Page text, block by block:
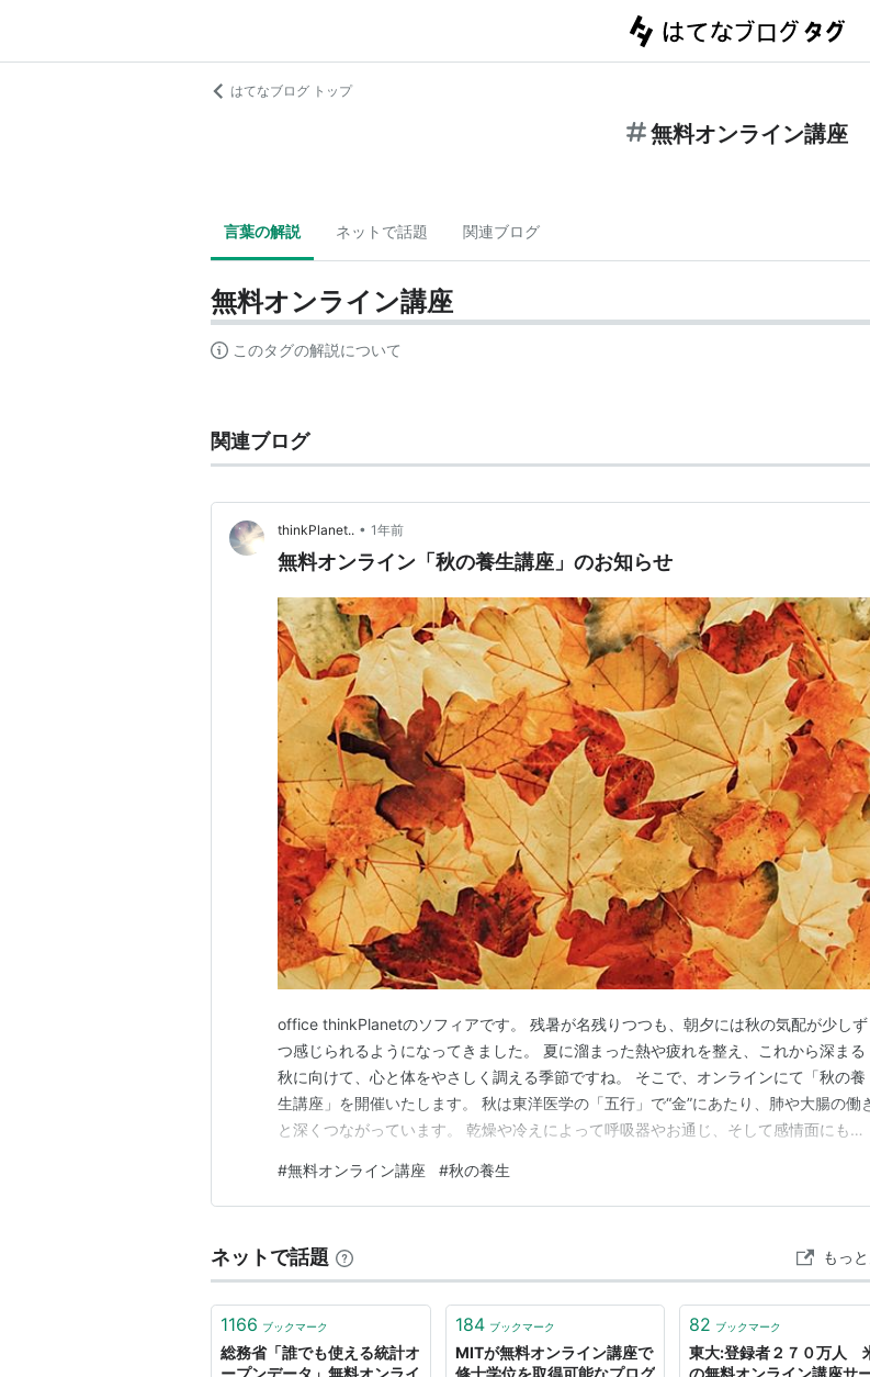
はてなブログ トップ
無料オンライン講座
言葉の解説 ネットで話題 関連ブログ
無料オンライン講座
このタグの解説について
関連ブログ
thinkPlanet.. • 1年前
無料オンライン「秋の養生講座」のお知らせ
office thinkPlanetのソフィアです。 残暑が名残りつつも、朝夕には秋の気配が少しず
つ感じられるようになってきました。 夏に溜まった熱や疲れを整え、これから深まる
秋に向けて、心と体をやさしく調える季節ですね。 そこで、オンラインにて「秋の養
生講座」を開催いたします。 秋は東洋医学の「五行」で“金”にあたり、肺や大腸の働
と深くつながっています。 乾燥や冷えによって呼吸器やお通じ、そして感情面にも影
志）と季節の関わり 食養生の工夫 ハーブと薬草の活用法 心を静める誘導瞑想 これら
を通して、秋を健やかに過…
#無料オンライン講座 #秋の養生
ネットで話題 もっ
1166 ブックマーク
総務省「誰でも使える統計オ
ープンデータ」無料オンライ
184 ブックマーク
MITが無料オンライン講座で
修士学位を取得可能なプログ
82 ブックマーク
東大:登録者２７０万人
の無料オンライン講座サ